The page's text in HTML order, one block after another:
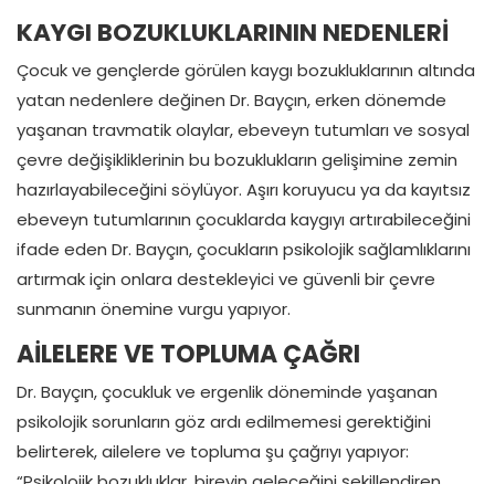
KAYGI BOZUKLUKLARININ NEDENLERİ
Çocuk ve gençlerde görülen kaygı bozukluklarının altında
yatan nedenlere değinen Dr. Bayçın, erken dönemde
yaşanan travmatik olaylar, ebeveyn tutumları ve sosyal
çevre değişikliklerinin bu bozuklukların gelişimine zemin
hazırlayabileceğini söylüyor. Aşırı koruyucu ya da kayıtsız
ebeveyn tutumlarının çocuklarda kaygıyı artırabileceğini
ifade eden Dr. Bayçın, çocukların psikolojik sağlamlıklarını
artırmak için onlara destekleyici ve güvenli bir çevre
sunmanın önemine vurgu yapıyor.
AİLELERE VE TOPLUMA ÇAĞRI
Dr. Bayçın, çocukluk ve ergenlik döneminde yaşanan
psikolojik sorunların göz ardı edilmemesi gerektiğini
belirterek, ailelere ve topluma şu çağrıyı yapıyor: